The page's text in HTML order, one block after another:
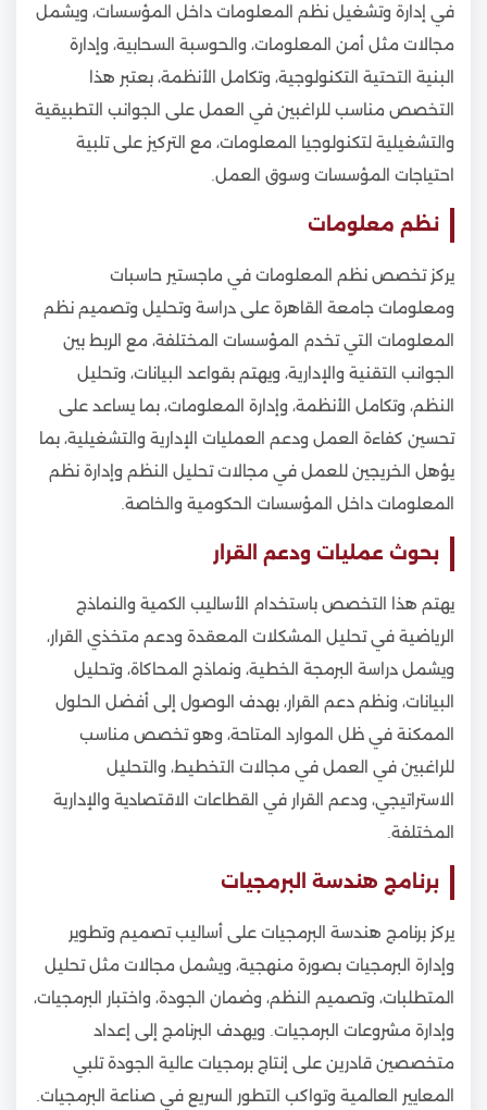
في إدارة وتشغيل نظم المعلومات داخل المؤسسات، ويشمل
مجالات مثل أمن المعلومات، والحوسبة السحابية، وإدارة
البنية التحتية التكنولوجية، وتكامل الأنظمة، بعتبر هذا
التخصص مناسب للراغبين في العمل على الجوانب التطبيقية
والتشغيلية لتكنولوجيا المعلومات، مع التركيز على تلبية
احتياجات المؤسسات وسوق العمل.
نظم معلومات
يركز تخصص نظم المعلومات في ماجستير حاسبات
ومعلومات جامعة القاهرة على دراسة وتحليل وتصميم نظم
المعلومات التي تخدم المؤسسات المختلفة، مع الربط بين
الجوانب التقنية والإدارية، ويهتم بقواعد البيانات، وتحليل
النظم، وتكامل الأنظمة، وإدارة المعلومات، بما يساعد على
تحسين كفاءة العمل ودعم العمليات الإدارية والتشغيلية، بما
يؤهل الخريجين للعمل في مجالات تحليل النظم وإدارة نظم
المعلومات داخل المؤسسات الحكومية والخاصة.
بحوث عمليات ودعم القرار
يهتم هذا التخصص باستخدام الأساليب الكمية والنماذج
الرياضية في تحليل المشكلات المعقدة ودعم متخذي القرار،
ويشمل دراسة البرمجة الخطية، ونماذج المحاكاة، وتحليل
البيانات، ونظم دعم القرار، بهدف الوصول إلى أفضل الحلول
الممكنة في ظل الموارد المتاحة، وهو تخصص مناسب
للراغبين في العمل في مجالات التخطيط، والتحليل
الاستراتيجي، ودعم القرار في القطاعات الاقتصادية والإدارية
المختلفة.
برنامج هندسة البرمجيات
يركز برنامج هندسة البرمجيات على أساليب تصميم وتطوير
وإدارة البرمجيات بصورة منهجية، ويشمل مجالات مثل تحليل
المتطلبات، وتصميم النظم، وضمان الجودة، واختبار البرمجيات،
وإدارة مشروعات البرمجيات. ويهدف البرنامج إلى إعداد
متخصصين قادرين على إنتاج برمجيات عالية الجودة تلبي
المعايير العالمية وتواكب التطور السريع في صناعة البرمجيات.